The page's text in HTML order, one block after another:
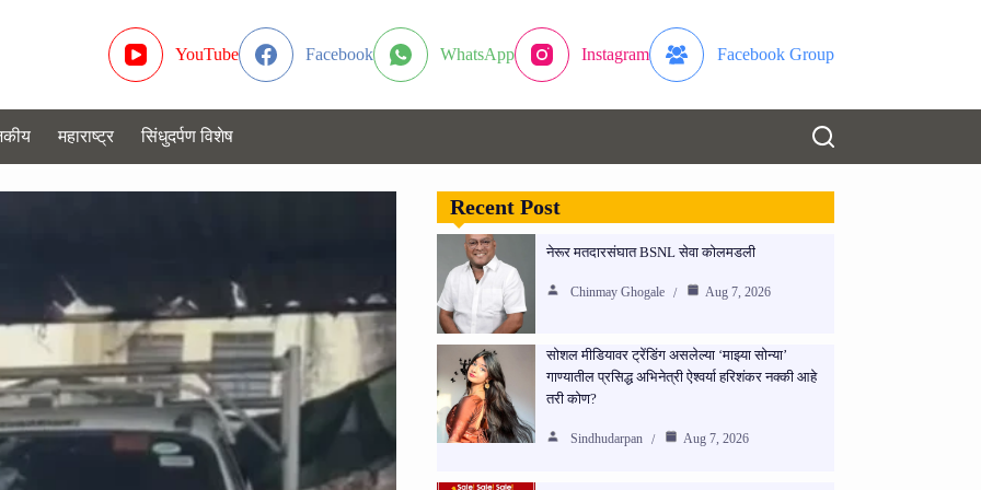
YouTube Facebook WhatsApp Instagram Facebook Group
महाराष्ट्र सिंधुदर्पण विशेष
Recent Post
नेरूर मतदारसंघात BSNL सेवा कोलमडली
Chinmay Ghogale Aug 7, 2026
सोशल मीडियावर ट्रेंडिंग असलेल्या ‘माझ्या सोन्या’
गाण्यातील प्रसिद्ध अभिनेत्री ऐश्वर्या हरिशंकर नक्की आहे
तरी कोण?
Sindhudarpan Aug 7, 2026